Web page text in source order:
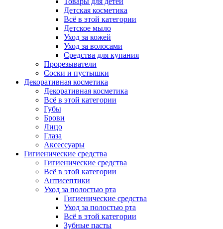
Детская косметика
Всё в этой категории
Детское мыло
Уход за кожей
Уход за волосами
Средства для купания
Прорезыватели
Соски и пустышки
Декоративная косметика
Декоративная косметика
Всё в этой категории
Губы
Брови
Лицо
Глаза
Аксессуары
Гигиенические средства
Гигиенические средства
Всё в этой категории
Антисептики
Уход за полостью рта
Гигиенические средства
Уход за полостью рта
Всё в этой категории
Зубные пасты